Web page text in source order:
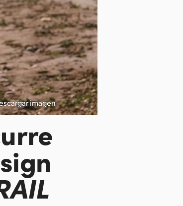
imagen